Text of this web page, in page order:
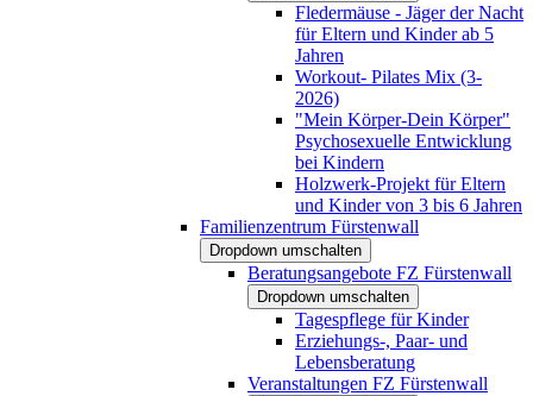
Fledermäuse - Jäger der Nacht
für Eltern und Kinder ab 5
Jahren
Workout- Pilates Mix (3-
2026)
"Mein Körper-Dein Körper"
Psychosexuelle Entwicklung
bei Kindern
Holzwerk-Projekt für Eltern
und Kinder von 3 bis 6 Jahren
Familienzentrum Fürstenwall
Dropdown umschalten
Beratungsangebote FZ Fürstenwall
Dropdown umschalten
Tagespflege für Kinder
Erziehungs-, Paar- und
Lebensberatung
Veranstaltungen FZ Fürstenwall